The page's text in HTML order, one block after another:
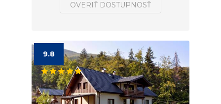
OVERIŤ DOSTUPNOSŤ
9.8